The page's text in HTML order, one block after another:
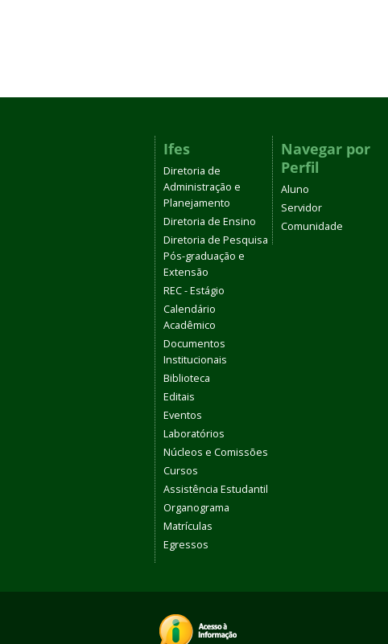
Ifes
Diretoria de
Administração e
Planejamento
Diretoria de Ensino
Diretoria de Pesquisa
Pós-graduação e
Extensão
REC - Estágio
Calendário
Acadêmico
Documentos
Institucionais
Biblioteca
Editais
Eventos
Laboratórios
Núcleos e Comissões
Cursos
Assistência Estudantil
Organograma
Matrículas
Egressos
Navegar por
Perfil
Aluno
Servidor
Comunidade